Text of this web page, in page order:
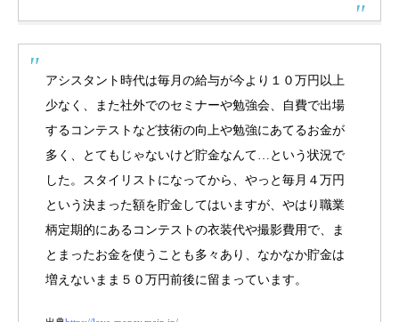
アシスタント時代は毎月の給与が今より１０万円以上
少なく、また社外でのセミナーや勉強会、自費で出場
するコンテストなど技術の向上や勉強にあてるお金が
多く、とてもじゃないけど貯金なんて…という状況で
した。スタイリストになってから、やっと毎月４万円
という決まった額を貯金してはいますが、やはり職業
柄定期的にあるコンテストの衣装代や撮影費用で、ま
とまったお金を使うことも多々あり、なかなか貯金は
増えないまま５０万円前後に留まっています。